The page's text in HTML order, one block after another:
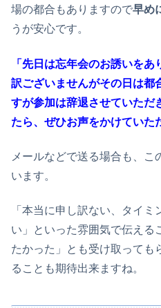
場の都合もありますので早め
うが安心です。
「先日は忘年会のお誘いを
訳ございませんがその日は都
すが参加は辞退させていただ
たら、ぜひお声をかけていた
メールなどで送る場合も、
います。
「本当に申し訳ない、タイ
い」といった雰囲気で伝える
たかった」とも受け取っても
ることも期待出来ますね。